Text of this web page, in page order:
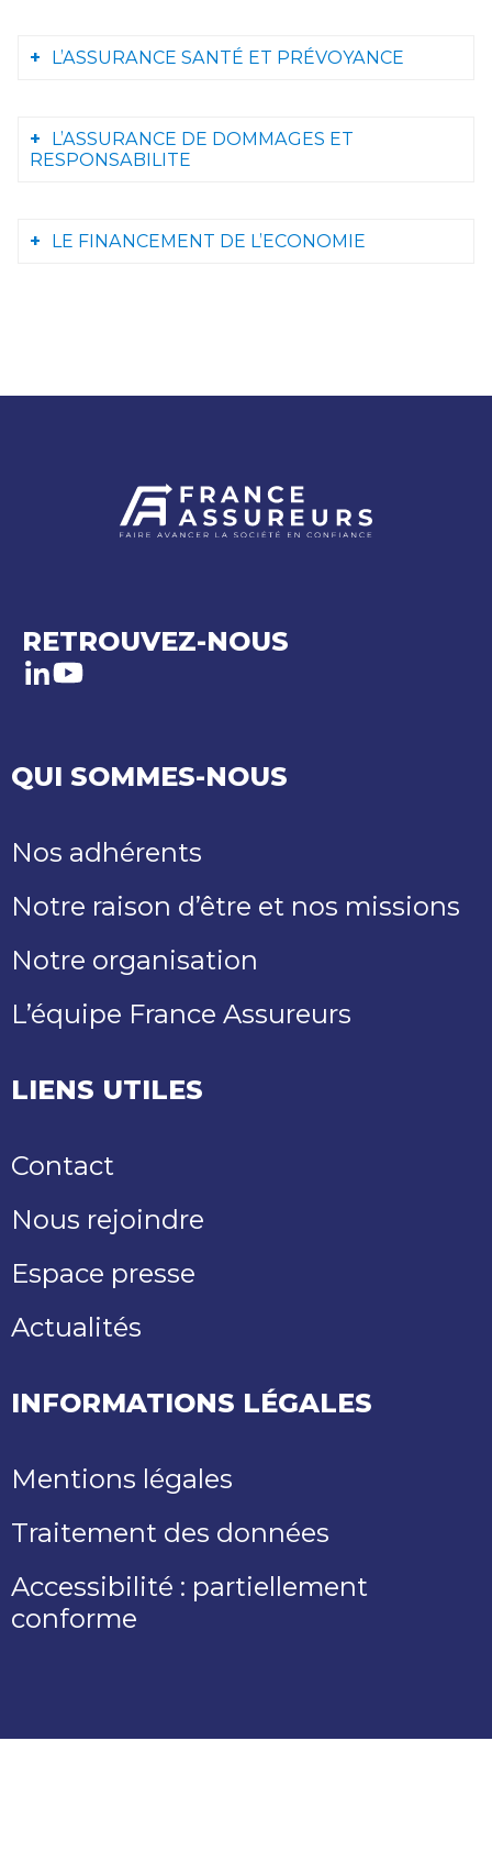
L’ASSURANCE SANTÉ ET PRÉVOYANCE
L’ASSURANCE DE DOMMAGES ET
RESPONSABILITE
LE FINANCEMENT DE L’ECONOMIE
RETROUVEZ-NOUS
LinkedIn
Youtube
QUI SOMMES-NOUS
Nos adhérents
Notre raison d’être et nos missions
Notre organisation
L’équipe France Assureurs
LIENS UTILES
Contact
Nous rejoindre
Espace presse
Actualités
INFORMATIONS LÉGALES
Mentions légales
Traitement des données
Accessibilité : partiellement
conforme